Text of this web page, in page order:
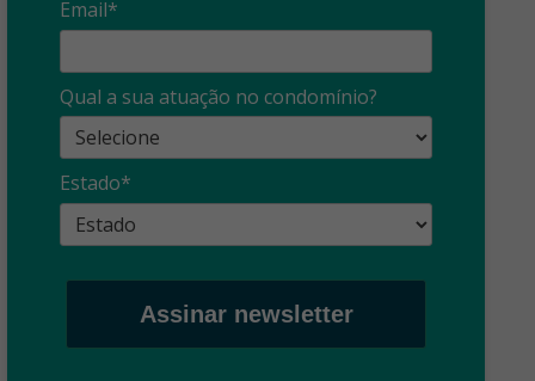
O que é?
profissional:
cuidado com as
propagandas
Email*
Qual a sua atuação no condomínio?
Estado*
Assinar newsletter